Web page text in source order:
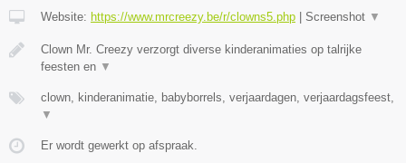
Website: https://www.mrcreezy.be/r/clowns5.php Screenshot ▼
Clown Mr. Creezy verzorgt diverse kinderanimaties op talrijke
feesten en ▼
clown, kinderanimatie, babyborrels, verjaardagen, verjaardagsfeest,
▼
Er wordt gewerkt op afspraak.